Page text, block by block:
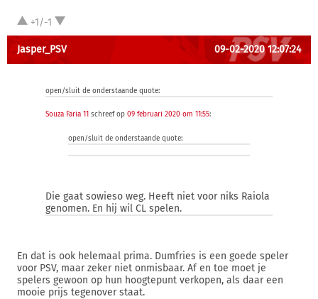
+1/-1
Jasper_PSV 09-02-2020 12:07:24
open/sluit de onderstaande quote:
Souza Faria 11 schreef op 09 februari 2020 om 11:55:
open/sluit de onderstaande quote:
Die gaat sowieso weg. Heeft niet voor niks Raiola
genomen. En hij wil CL spelen.
En dat is ook helemaal prima. Dumfries is een goede speler
voor PSV, maar zeker niet onmisbaar. Af en toe moet je
spelers gewoon op hun hoogtepunt verkopen, als daar een
mooie prijs tegenover staat.